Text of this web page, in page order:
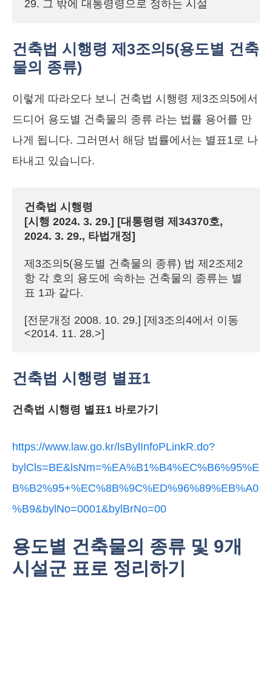
29. 그 밖에 대통령령으로 정하는 시설
건축법 시행령 제3조의5(용도별 건축
물의 종류)
이렇게 따라오다 보니 건축법 시행령 제3조의5에서
드디어 용도별 건축물의 종류 라는 법률 용어를 만
나게 됩니다. 그러면서 해당 법률에서는 별표1로 나
타내고 있습니다.
건축법 시행령
[시행 2024. 3. 29.] [대통령령 제34370호,
2024. 3. 29., 타법개정]
제3조의5(용도별 건축물의 종류) 법 제2조제2
항 각 호의 용도에 속하는 건축물의 종류는 별
표 1과 같다.
[전문개정 2008. 10. 29.] [제3조의4에서 이동
<2014. 11. 28.>]
건축법 시행령 별표1
건축법 시행령 별표1 바로가기
https://www.law.go.kr/lsBylInfoPLinkR.do?
bylCls=BE&lsNm=%EA%B1%B4%EC%B6%95%E
B%B2%95+%EC%8B%9C%ED%96%89%EB%A0
%B9&bylNo=0001&bylBrNo=00
용도별 건축물의 종류 및 9개
시설군 표로 정리하기